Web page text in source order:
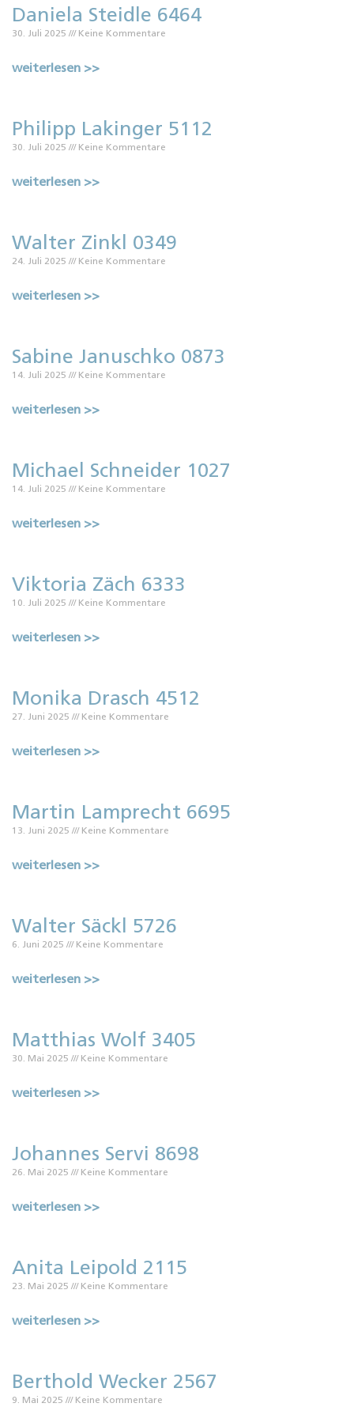
Daniela Steidle 6464
30. Juli 2025 Keine Kommentare
weiterlesen >>
Philipp Lakinger 5112
30. Juli 2025 Keine Kommentare
weiterlesen >>
Walter Zinkl 0349
24. Juli 2025 Keine Kommentare
weiterlesen >>
Sabine Januschko 0873
14. Juli 2025 Keine Kommentare
weiterlesen >>
Michael Schneider 1027
14. Juli 2025 Keine Kommentare
weiterlesen >>
Viktoria Zäch 6333
10. Juli 2025 Keine Kommentare
weiterlesen >>
Monika Drasch 4512
27. Juni 2025 Keine Kommentare
weiterlesen >>
Martin Lamprecht 6695
13. Juni 2025 Keine Kommentare
weiterlesen >>
Walter Säckl 5726
6. Juni 2025 Keine Kommentare
weiterlesen >>
Matthias Wolf 3405
30. Mai 2025 Keine Kommentare
weiterlesen >>
Johannes Servi 8698
26. Mai 2025 Keine Kommentare
weiterlesen >>
Anita Leipold 2115
23. Mai 2025 Keine Kommentare
weiterlesen >>
Berthold Wecker 2567
9. Mai 2025 Keine Kommentare